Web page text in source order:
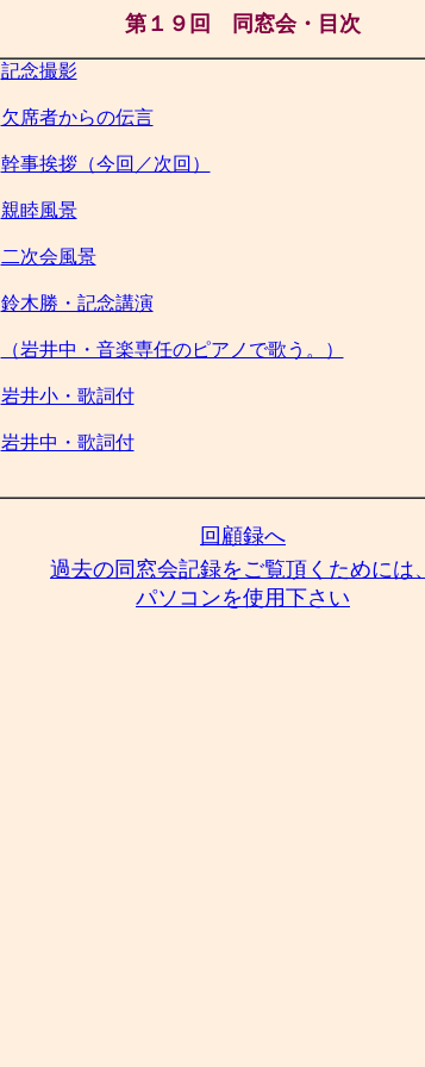
第１９回 同窓会・目次
記念撮影
欠席者からの伝言
幹事挨拶（今回／次回）
親睦風景
二次会風景
鈴木勝・記念講演
（岩井中・音楽専任のピアノで歌う。）
岩井小・歌詞付
岩井中・歌詞付
回顧録へ
過去の同窓会記録をご覧頂くためには、
パソコンを使用下さい